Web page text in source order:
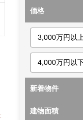
価格
新着物件
建物面積